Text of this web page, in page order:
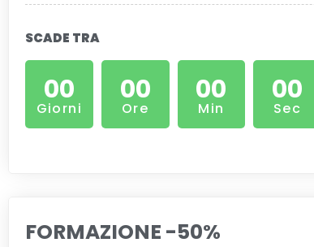
SCADE TRA
00
Giorni
00
Ore
00
Min
00
Sec
FORMAZIONE -50%